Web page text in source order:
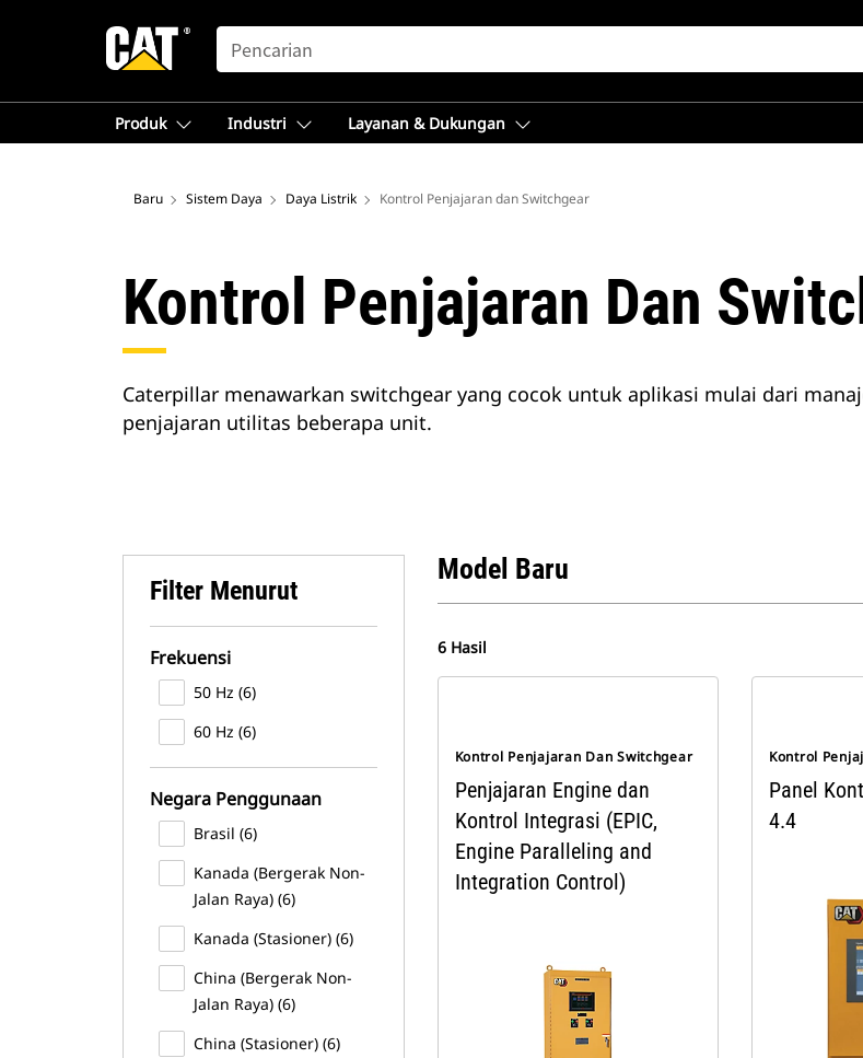
SEARCH
Produk Industri Layanan & Dukungan
Baru Sistem Daya Daya Listrik Kontrol Penjajaran dan Switchgear
Kontrol Penjajaran Dan
Caterpillar menawarkan switchgear yang cocok untuk aplikasi mulai dari
penjajaran utilitas beberapa unit.
Filter Menurut
Frekuensi
50 Hz (6)
60 Hz (6)
Negara Penggunaan
Brasil (6)
Kanada (Bergerak Non-
Jalan Raya) (6)
Kanada (Stasioner) (6)
China (Bergerak Non-
Jalan Raya) (6)
China (Stasioner) (6)
Model Baru
6 Hasil
Kontrol Penjajaran Dan Switchgear
Penjajaran Engine dan
Kontrol Integrasi (EPIC,
Engine Paralleling and
Integration Control)
Kontrol
Panel
4.4